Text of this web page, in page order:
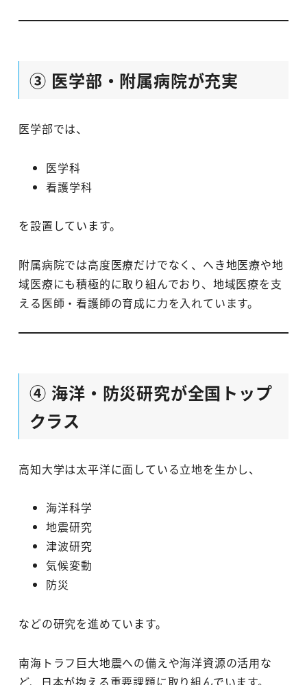
③ 医学部・附属病院が充実
医学部では、
医学科
看護学科
を設置しています。
附属病院では高度医療だけでなく、へき地医療や地
域医療にも積極的に取り組んでおり、地域医療を支
える医師・看護師の育成に力を入れています。
④ 海洋・防災研究が全国トップ
クラス
高知大学は太平洋に面している立地を生かし、
海洋科学
地震研究
津波研究
気候変動
防災
などの研究を進めています。
南海トラフ巨大地震への備えや海洋資源の活用な
ど、日本が抱える重要課題に取り組んでいます。